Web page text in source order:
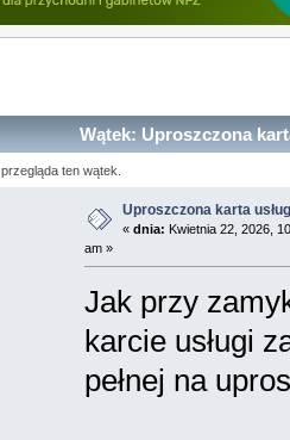
Wątek: Uproszczona
ten wątek.
Uproszczona karta
« dnia: Kwietnia 22, 2026,
am »
Jak przy
karcie usługi
pełnej na